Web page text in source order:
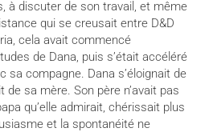
à discuter de son travail, et même
qui se creusait entre D&D
cela avait commencé
de Dana, puis s’était accéléré
sa compagne. Dana s’éloignait de
sa mère. Son père n’avait pas
qu’elle admirait, chérissait plus
et la spontanéité ne